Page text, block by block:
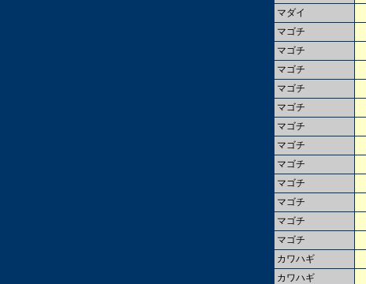
マダイ
マゴチ
マゴチ
マゴチ
マゴチ
マゴチ
マゴチ
マゴチ
マゴチ
マゴチ
マゴチ
マゴチ
マゴチ
カワハギ
カワハギ